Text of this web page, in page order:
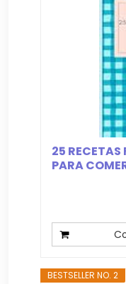
25 RECETAS
PARA
BESTSELLER NO. 2